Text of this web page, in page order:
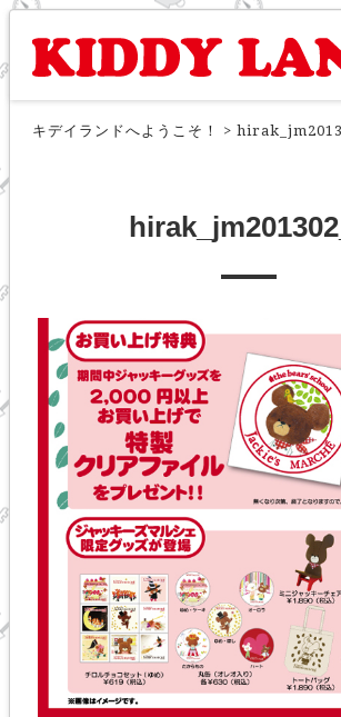
キデイランドへようこそ！ >